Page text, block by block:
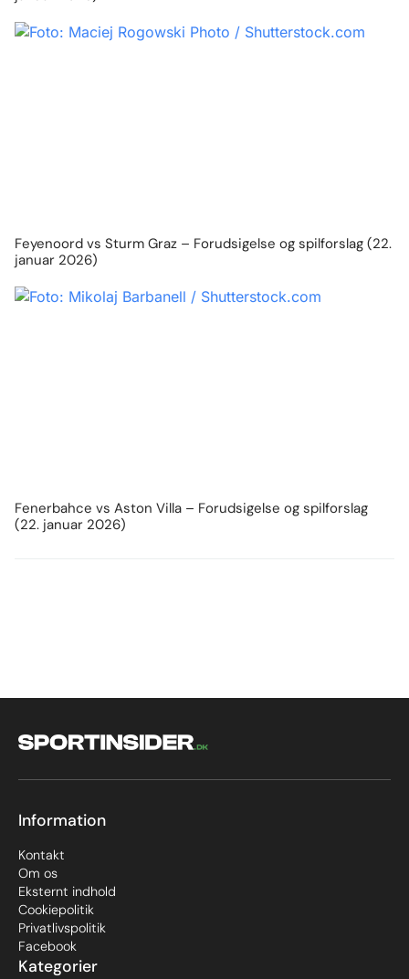
Feyenoord vs Sturm Graz – Forudsigelse og spilforslag (22.
januar 2026)
Fenerbahce vs Aston Villa – Forudsigelse og spilforslag
(22. januar 2026)
Kategorier
Information
Kontakt
Om os
Eksternt indhold
Cookiepolitik
Privatlivspolitik
Facebook